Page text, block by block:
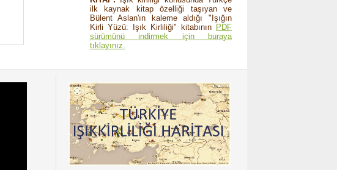
ilk kaynak kitap özelliği taşıyan ve
Bülent Aslan'ın kaleme aldığı "Işığın
Kirli Yüzü: Işık Kirliliği" kitabının PDF
sürümünü indirmek için buraya
tıklayınız.